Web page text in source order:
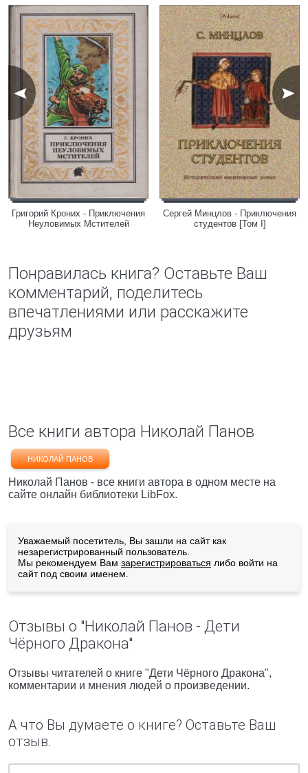
Григорий Кроних - Приключения
Неуловимых Мстителей
Сергей Минцлов - Приключения
студентов [Том I]
Понравилась книга? Оставьте Ваш
комментарий, поделитесь
впечатлениями или расскажите
друзьям
Все книги автора Николай Панов
НИКОЛАЙ ПАНОВ
Николай Панов - все книги автора в одном месте на
сайте онлайн библиотеки LibFox.
Уважаемый посетитель, Вы зашли на сайт как
незарегистрированный пользователь.
Мы рекомендуем Вам зарегистрироваться либо войти на
сайт под своим именем.
Отзывы о "Николай Панов - Дети
Чёрного Дракона"
Отзывы читателей о книге "Дети Чёрного Дракона",
комментарии и мнения людей о произведении.
А что Вы думаете о книге? Оставьте Ваш
отзыв.